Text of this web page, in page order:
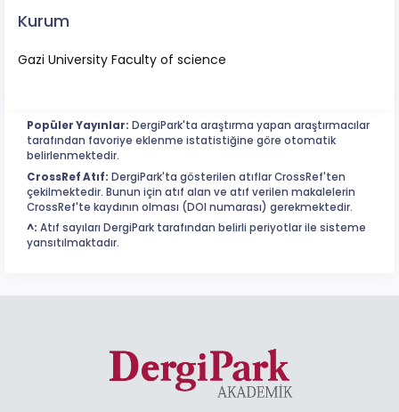
Kurum
Gazi University Faculty of science
Popüler Yayınlar: DergiPark'ta araştırma yapan araştırmacılar
tarafından favoriye eklenme istatistiğine göre otomatik
belirlenmektedir.
CrossRef Atıf: DergiPark'ta gösterilen atıflar CrossRef'ten
çekilmektedir. Bunun için atıf alan ve atıf verilen makalelerin
CrossRef'te kaydının olması (DOI numarası) gerekmektedir.
^: Atıf sayıları DergiPark tarafından belirli periyotlar ile sisteme
yansıtılmaktadır.